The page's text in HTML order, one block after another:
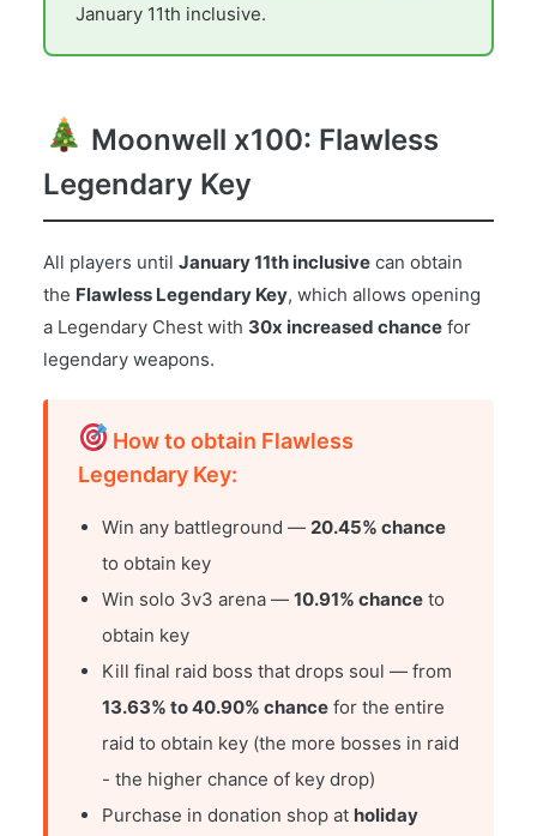
January 11th inclusive.
Moonwell x100: Flawless
Legendary Key
All players until January 11th inclusive can obtain
the Flawless Legendary Key, which allows opening
a Legendary Chest with 30x increased chance for
legendary weapons.
How to obtain Flawless
Legendary Key:
Win any battleground — 20.45% chance
to obtain key
Win solo 3v3 arena — 10.91% chance to
obtain key
Kill final raid boss that drops soul — from
13.63% to 40.90% chance for the entire
raid to obtain key (the more bosses in raid
- the higher chance of key drop)
Purchase in donation shop at holiday